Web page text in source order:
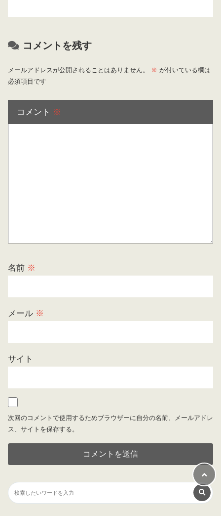
コメントを残す
メールアドレスが公開されることはありません。 ※ が付いている欄は
必須項目です
コメント ※
名前 ※
メール ※
サイト
次回のコメントで使用するためブラウザーに自分の名前、メールアドレ
ス、サイトを保存する。